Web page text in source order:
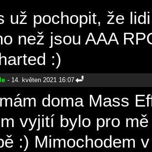
už pochopit, že
než jsou AAA
:)
- 14. květen 2021 16:07
doma Mass
vyjití bylo pro
:) Mimochodem